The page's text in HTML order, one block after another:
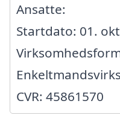
Ansatte:
Startdato: 01.
CVR: 45861570